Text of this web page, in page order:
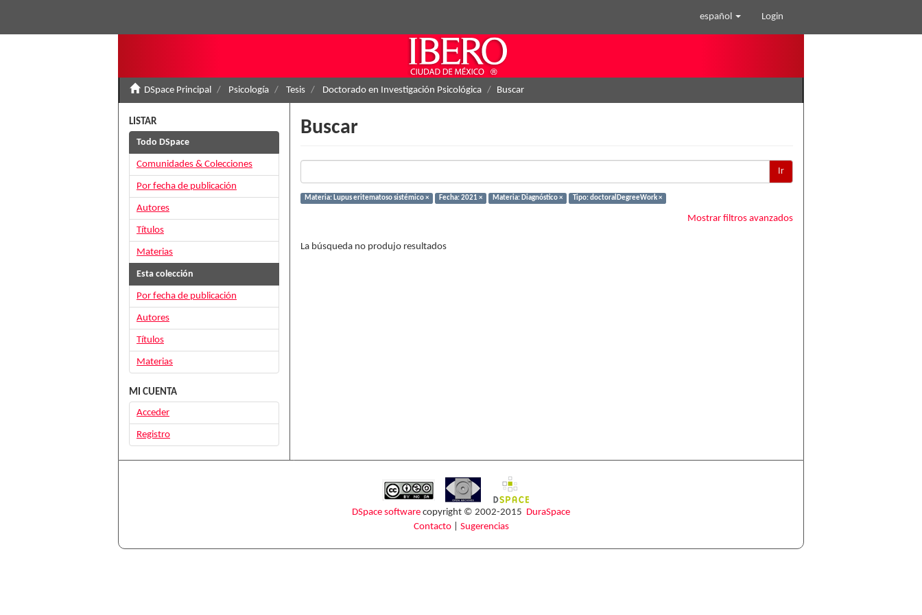
español Login
DSpace Principal Psicología Tesis Doctorado en Investigación Psicológica Buscar
Buscar
Ir
Materia: Lupus eritematoso sistémico × Fecha: 2021 × Materia: Diagnóstico × Tipo: doctoralDegreeWork ×
Mostrar filtros avanzados
La búsqueda no produjo resultados
LISTAR
Todo DSpace
Comunidades & Colecciones
Por fecha de publicación
Autores
Títulos
Materias
Esta colección
Por fecha de publicación
Autores
Títulos
Materias
MI CUENTA
Acceder
Registro
DSpace software copyright © 2002-2015 DuraSpace
Contacto| Sugerencias